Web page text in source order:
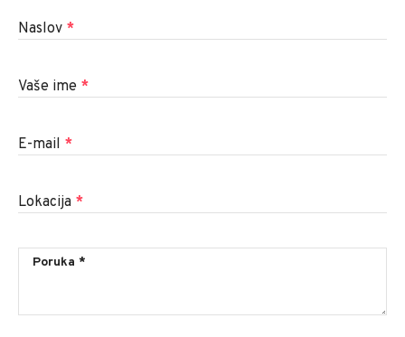
Naslov *
Vaše ime *
E-mail *
Lokacija *